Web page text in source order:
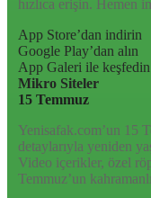
hızlıca erişin. Hemen
App Store’dan indirin
Google Play’dan alın
App Galeri ile keşfedin
Mikro Siteler
15 Temmuz
Yenisafak.com’un 15
detaylarıyla yeniden
Video içerikler, özel
Temmuz’un